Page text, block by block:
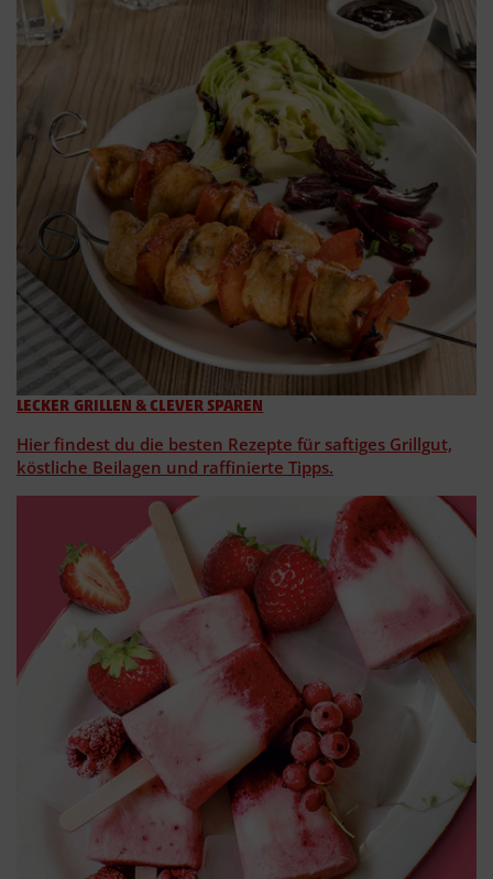
LECKER GRILLEN & CLEVER SPAREN
Hier findest du die besten Rezepte für saftiges Grillgut,
köstliche Beilagen und raffinierte Tipps.